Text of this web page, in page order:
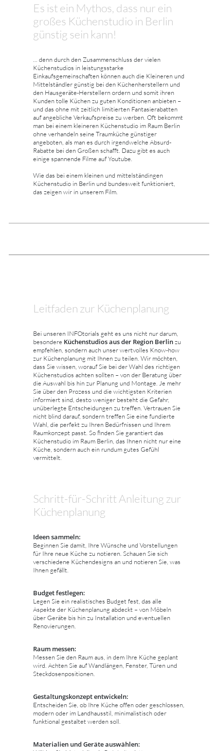
Es ist ein Mythos, dass nur ein
großes Küchenstudio in Berlin
günstig sein kann!
... denn durch den Zusammenschluss der vielen
Küchenstudios in leistungsstarke
Einkaufsgemeinschaften können auch die Kleineren und
Mittelständler günstig bei den Küchenherstellern und
den Hausgeräte-Herstellern ordern und somit ihren
Kunden tolle Küchen zu guten Konditionen anbieten –
und das ohne mit zeitlich limitierten Fantasierabatten
auf angebliche Verkaufspreise zu werben. Oft bekommt
man bei einem kleineren Küchenstudio im Raum Berlin
ohne verhandeln seine Traumküche günstiger
angeboten, als man es durch irgendwelche Absurd-
Rabatte bei den Großen schafft. Dazu gibt es auch
einige spannende Filme auf Youtube.
Wie das bei einem kleinen und mittelständingen
Küchenstudio in Berlin und bundesweit funktioniert,
das zeigen wir in unserem Film.
Leitfaden zur Küchenplanung
Bei unseren INFOtorials geht es uns nicht nur darum,
besondere Küchenstudios aus der Region Berlinzu
empfehlen, sondern auch unser wertvolles Know-how
zur Küchenplanung mit Ihnen zu teilen. Wir möchten,
dass Sie wissen, worauf Sie bei der Wahl des richtigen
Küchenstudios achten sollten – von der Beratung über
die Auswahl bis hin zur Planung und Montage. Je mehr
Sie über den Prozess und die wichtigsten Kriterien
informiert sind, desto weniger besteht die Gefahr,
unüberlegte Entscheidungen zu treffen. Vertrauen Sie
nicht blind darauf, sondern treffen Sie eine fundierte
Wahl, die perfekt zu Ihren Bedürfnissen und Ihrem
Raumkonzept passt. So finden Sie garantiert das
Küchenstudio im Raum Berlin, das Ihnen nicht nur eine
Küche, sondern auch ein rundum gutes Gefühl
vermittelt.
Schritt-für-Schritt Anleitung zur
Küchenplanung
Ideen sammeln:
Beginnen Sie damit, Ihre Wünsche und Vorstellungen
für Ihre neue Küche zu notieren. Schauen Sie sich
verschiedene Küchendesigns an und notieren Sie, was
Ihnen gefällt.
Budget festlegen:
Legen Sie ein realistisches Budget fest, das alle
Aspekte der Küchenplanung abdeckt – von Möbeln
über Geräte bis hin zu Installation und eventuellen
Renovierungen.
Raum messen:
Messen Sie den Raum aus, in dem Ihre Küche geplant
wird. Achten Sie auf Wandlängen, Fenster, Türen und
Steckdosenpositionen.
Gestaltungskonzept entwickeln:
Entscheiden Sie, ob Ihre Küche offen oder geschlossen,
modern oder im Landhausstil, minimalistisch oder
funktional gestaltet werden soll.
Materialien und Geräte auswählen: